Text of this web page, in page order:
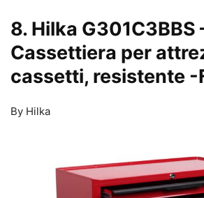
8. Hilka G301C3BBS
Cassettiera per
cassetti, resistente -
By Hilka